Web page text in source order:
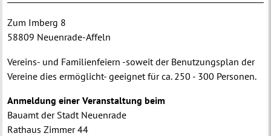
Zum Imberg 8
58809 Neuenrade-Affeln
Vereins- und Familienfeiern -soweit der Benutzungsplan der
Vereine dies ermöglicht- geeignet für ca. 250 - 300 Personen.
Anmeldung einer Veranstaltung beim
Bauamt der Stadt Neuenrade
Rathaus Zimmer 44